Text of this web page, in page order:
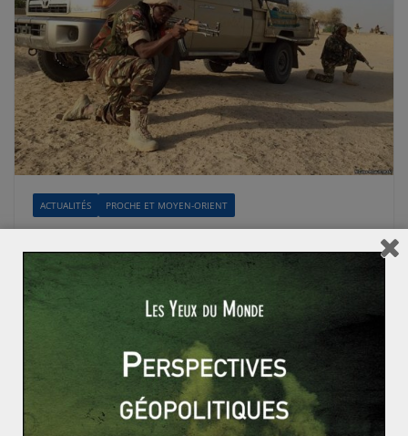
ACTUALITÉS PROCHE ET MOYEN-ORIENT
Retour sur la scission au sein de Boko
Haram
Le sous-secrétaire d’Etat américain pour les Affaires du
Proche-Orient, Jeffrey Feltman, a récemment mis en
garde le Conseil de sécurité
Read More